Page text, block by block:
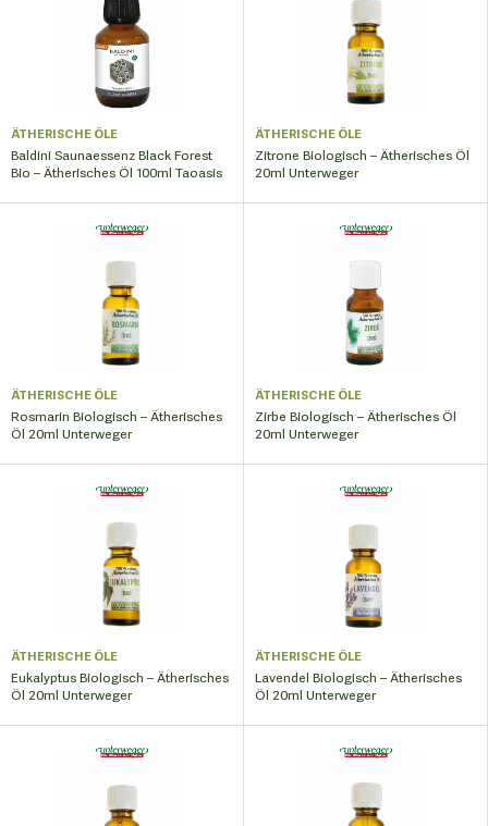
ÄTHERISCHE ÖLE
Baldini Saunaessenz Black Forest
Bio – Ätherisches Öl 100ml Taoasis
ÄTHERISCHE ÖLE
Zitrone Biologisch – Ätherisches Öl
20ml Unterweger
ÄTHERISCHE ÖLE
Rosmarin Biologisch – Ätherisches
Öl 20ml Unterweger
ÄTHERISCHE ÖLE
Zirbe Biologisch – Ätherisches Öl
20ml Unterweger
ÄTHERISCHE ÖLE
Eukalyptus Biologisch – Ätherisches
Öl 20ml Unterweger
ÄTHERISCHE ÖLE
Lavendel Biologisch – Ätherisches
Öl 20ml Unterweger